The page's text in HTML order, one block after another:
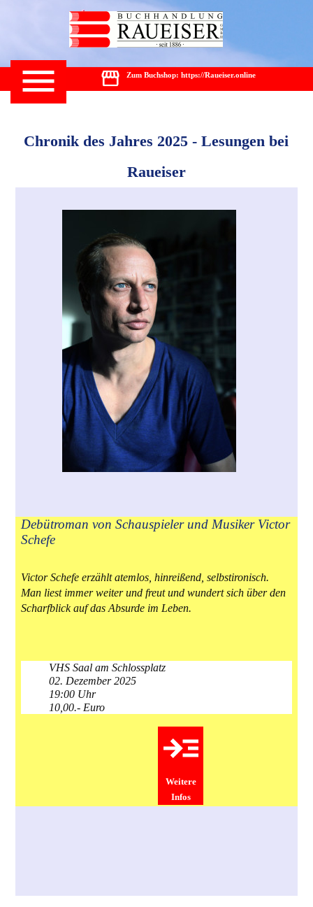
Zum Buchshop: https://Raueiser.online
Chronik des Jahres 2025 - Lesungen bei
Raueiser
Debütroman von Schauspieler und Musiker Victor
Schefe
Victor Schefe erzählt atemlos, hinreißend, selbstironisch.
Man liest immer weiter und freut und wundert sich über den
Scharfblick auf das Absurde im Leben.
VHS Saal am Schlossplatz
02. Dezember 2025
19:00 Uhr
10,00.- Euro
Weitere
Infos